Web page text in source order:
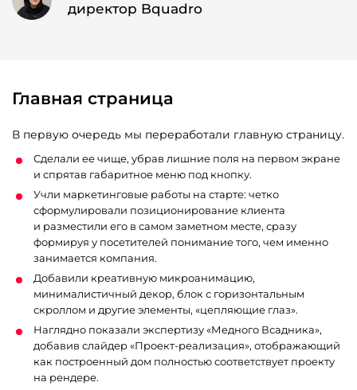
директор Bquadro
Главная страница
В первую очередь мы переработали главную страницу.
Сделали ее чище, убрав лишние поля на первом экране
и спрятав габаритное меню под кнопку.
Учли маркетинговые работы на старте: четко
сформулировали позиционирование клиента
и разместили его в самом заметном месте, сразу
формируя у посетителей понимание того, чем именно
занимается компания.
Добавили креативную микроанимацию,
минималистичный декор, блок с горизонтальным
скроллом и другие элементы, «цепляющие глаз».
Наглядно показали экспертизу «Медного Всадника»,
добавив слайдер «Проект-реализация», отображающий
как построенный дом полностью соответствует проекту
на рендере.